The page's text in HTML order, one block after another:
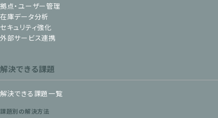
拠点・ユーザー管理
在庫データ分析
セキュリティ強化
外部サービス連携
解決できる課題
解決できる課題一覧
課題別の解決方法